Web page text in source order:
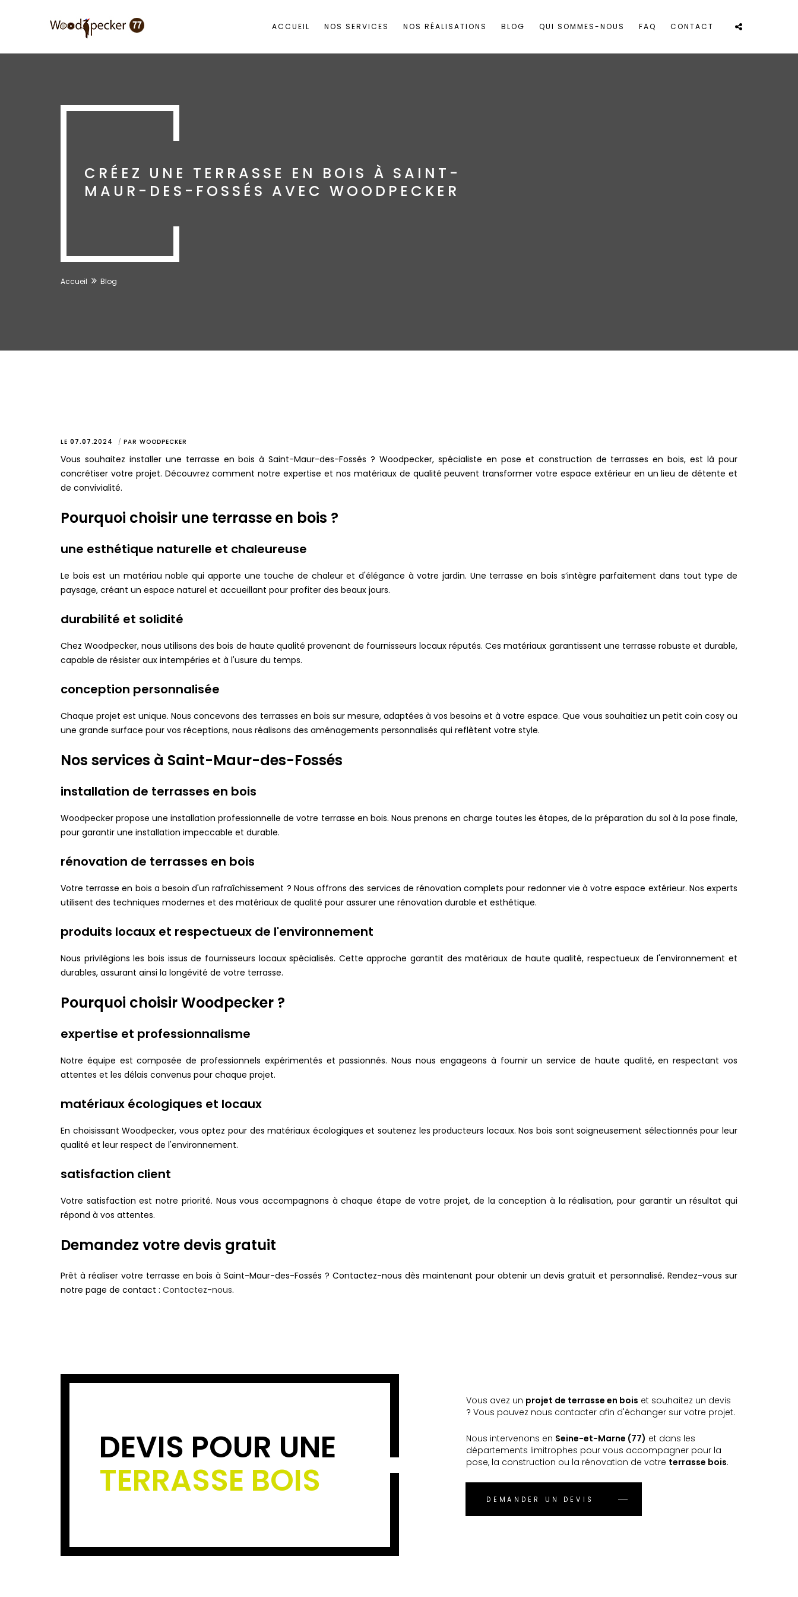
ACCUEIL NOS SERVICES NOS RÉALISATIONS BLOG QUI SOMMES-NOUS FAQ CONTACT
CRÉEZ UNE TERRASSE EN BOIS À SAINT-
MAUR-DES-FOSSÉS AVEC WOODPECKER
Accueil Blog
LE 07.07 .2024 PAR WOODPECKER
Vous souhaitez installer une terrasse en bois à Saint-Maur-des-Fossés ? Woodpecker, spécialiste en pose et construction de terrasses en bois, est là pour
concrétiser votre projet. Découvrez comment notre expertise et nos matériaux de qualité peuvent transformer votre espace extérieur en un lieu de détente et
de convivialité.
Pourquoi choisir une terrasse en bois ?
une esthétique naturelle et chaleureuse
Le bois est un matériau noble qui apporte une touche de chaleur et d'élégance à votre jardin. Une terrasse en bois s’intègre parfaitement dans tout type de
paysage, créant un espace naturel et accueillant pour profiter des beaux jours.
durabilité et solidité
Chez Woodpecker, nous utilisons des bois de haute qualité provenant de fournisseurs locaux réputés. Ces matériaux garantissent une terrasse robuste et durable,
capable de résister aux intempéries et à l'usure du temps.
conception personnalisée
Chaque projet est unique. Nous concevons des terrasses en bois sur mesure, adaptées à vos besoins et à votre espace. Que vous souhaitiez un petit coin cosy ou
une grande surface pour vos réceptions, nous réalisons des aménagements personnalisés qui reflètent votre style.
Nos services à Saint-Maur-des-Fossés
installation de terrasses en bois
Woodpecker propose une installation professionnelle de votre terrasse en bois. Nous prenons en charge toutes les étapes, de la préparation du sol à la pose finale,
pour garantir une installation impeccable et durable.
rénovation de terrasses en bois
Votre terrasse en bois a besoin d'un rafraîchissement ? Nous offrons des services de rénovation complets pour redonner vie à votre espace extérieur. Nos experts
utilisent des techniques modernes et des matériaux de qualité pour assurer une rénovation durable et esthétique.
produits locaux et respectueux de l'environnement
Nous privilégions les bois issus de fournisseurs locaux spécialisés. Cette approche garantit des matériaux de haute qualité, respectueux de l'environnement et
durables, assurant ainsi la longévité de votre terrasse.
Pourquoi choisir Woodpecker ?
expertise et professionnalisme
Notre équipe est composée de professionnels expérimentés et passionnés. Nous nous engageons à fournir un service de haute qualité, en respectant vos
attentes et les délais convenus pour chaque projet.
matériaux écologiques et locaux
En choisissant Woodpecker, vous optez pour des matériaux écologiques et soutenez les producteurs locaux. Nos bois sont soigneusement sélectionnés pour leur
qualité et leur respect de l'environnement.
satisfaction client
Votre satisfaction est notre priorité. Nous vous accompagnons à chaque étape de votre projet, de la conception à la réalisation, pour garantir un résultat qui
répond à vos attentes.
Demandez votre devis gratuit
Prêt à réaliser votre terrasse en bois à Saint-Maur-des-Fossés ? Contactez-nous dès maintenant pour obtenir un devis gratuit et personnalisé. Rendez-vous sur
notre page de contact : Contactez-nous.
DEVIS POUR UNE
TERRASSE BOIS
Vous avez un projet de terrasse en bois et souhaitez un devis
? Vous pouvez nous contacter afin d'échanger sur votre projet.
Nous intervenons en Seine-et-Marne (77) et dans les
départements limitrophes pour vous accompagner pour la
pose, la construction ou la rénovation de votre terrasse bois.
DEMANDER UN DEVIS